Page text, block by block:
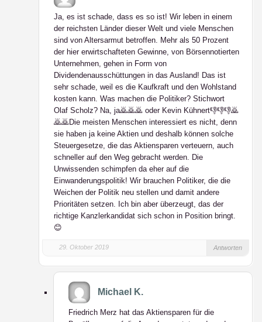
Ja, es ist schade, dass es so ist! Wir leben in einem
der reichsten Länder dieser Welt und viele Menschen
sind von Altersarmut betroffen. Mehr als 50 Prozent
der hier erwirtschafteten Gewinne, von Börsennotierten
Unternehmen, gehen in Form von
Dividendenausschüttungen in das Ausland! Das ist
sehr schade, weil es die Kaufkraft und den Wohlstand
kosten kann. Was machen die Politiker? Stichwort
Olaf Scholz? Na, ja🙇🙇🙇 oder Kevin Kühnert👎👎👎🙇
🙇🙇Die meisten Menschen interessiert es nicht, denn
sie haben ja keine Aktien und deshalb können solche
Steuergesetze, die das Aktiensparen verteuern, auch
schneller auf den Weg gebracht werden. Die
Unwissenden schimpfen da eher auf die
Einwanderungspolitik! Wir brauchen Politiker, die die
Weichen der Politik neu stellen und damit andere
Prioritäten setzen. Ich bin aber überzeugt, das der
richtige Kanzlerkandidat sich schon in Position bringt.
😊
29. Oktober 2019 Antworten
Michael K.
Friedrich Merz hat das Aktiensparen für die